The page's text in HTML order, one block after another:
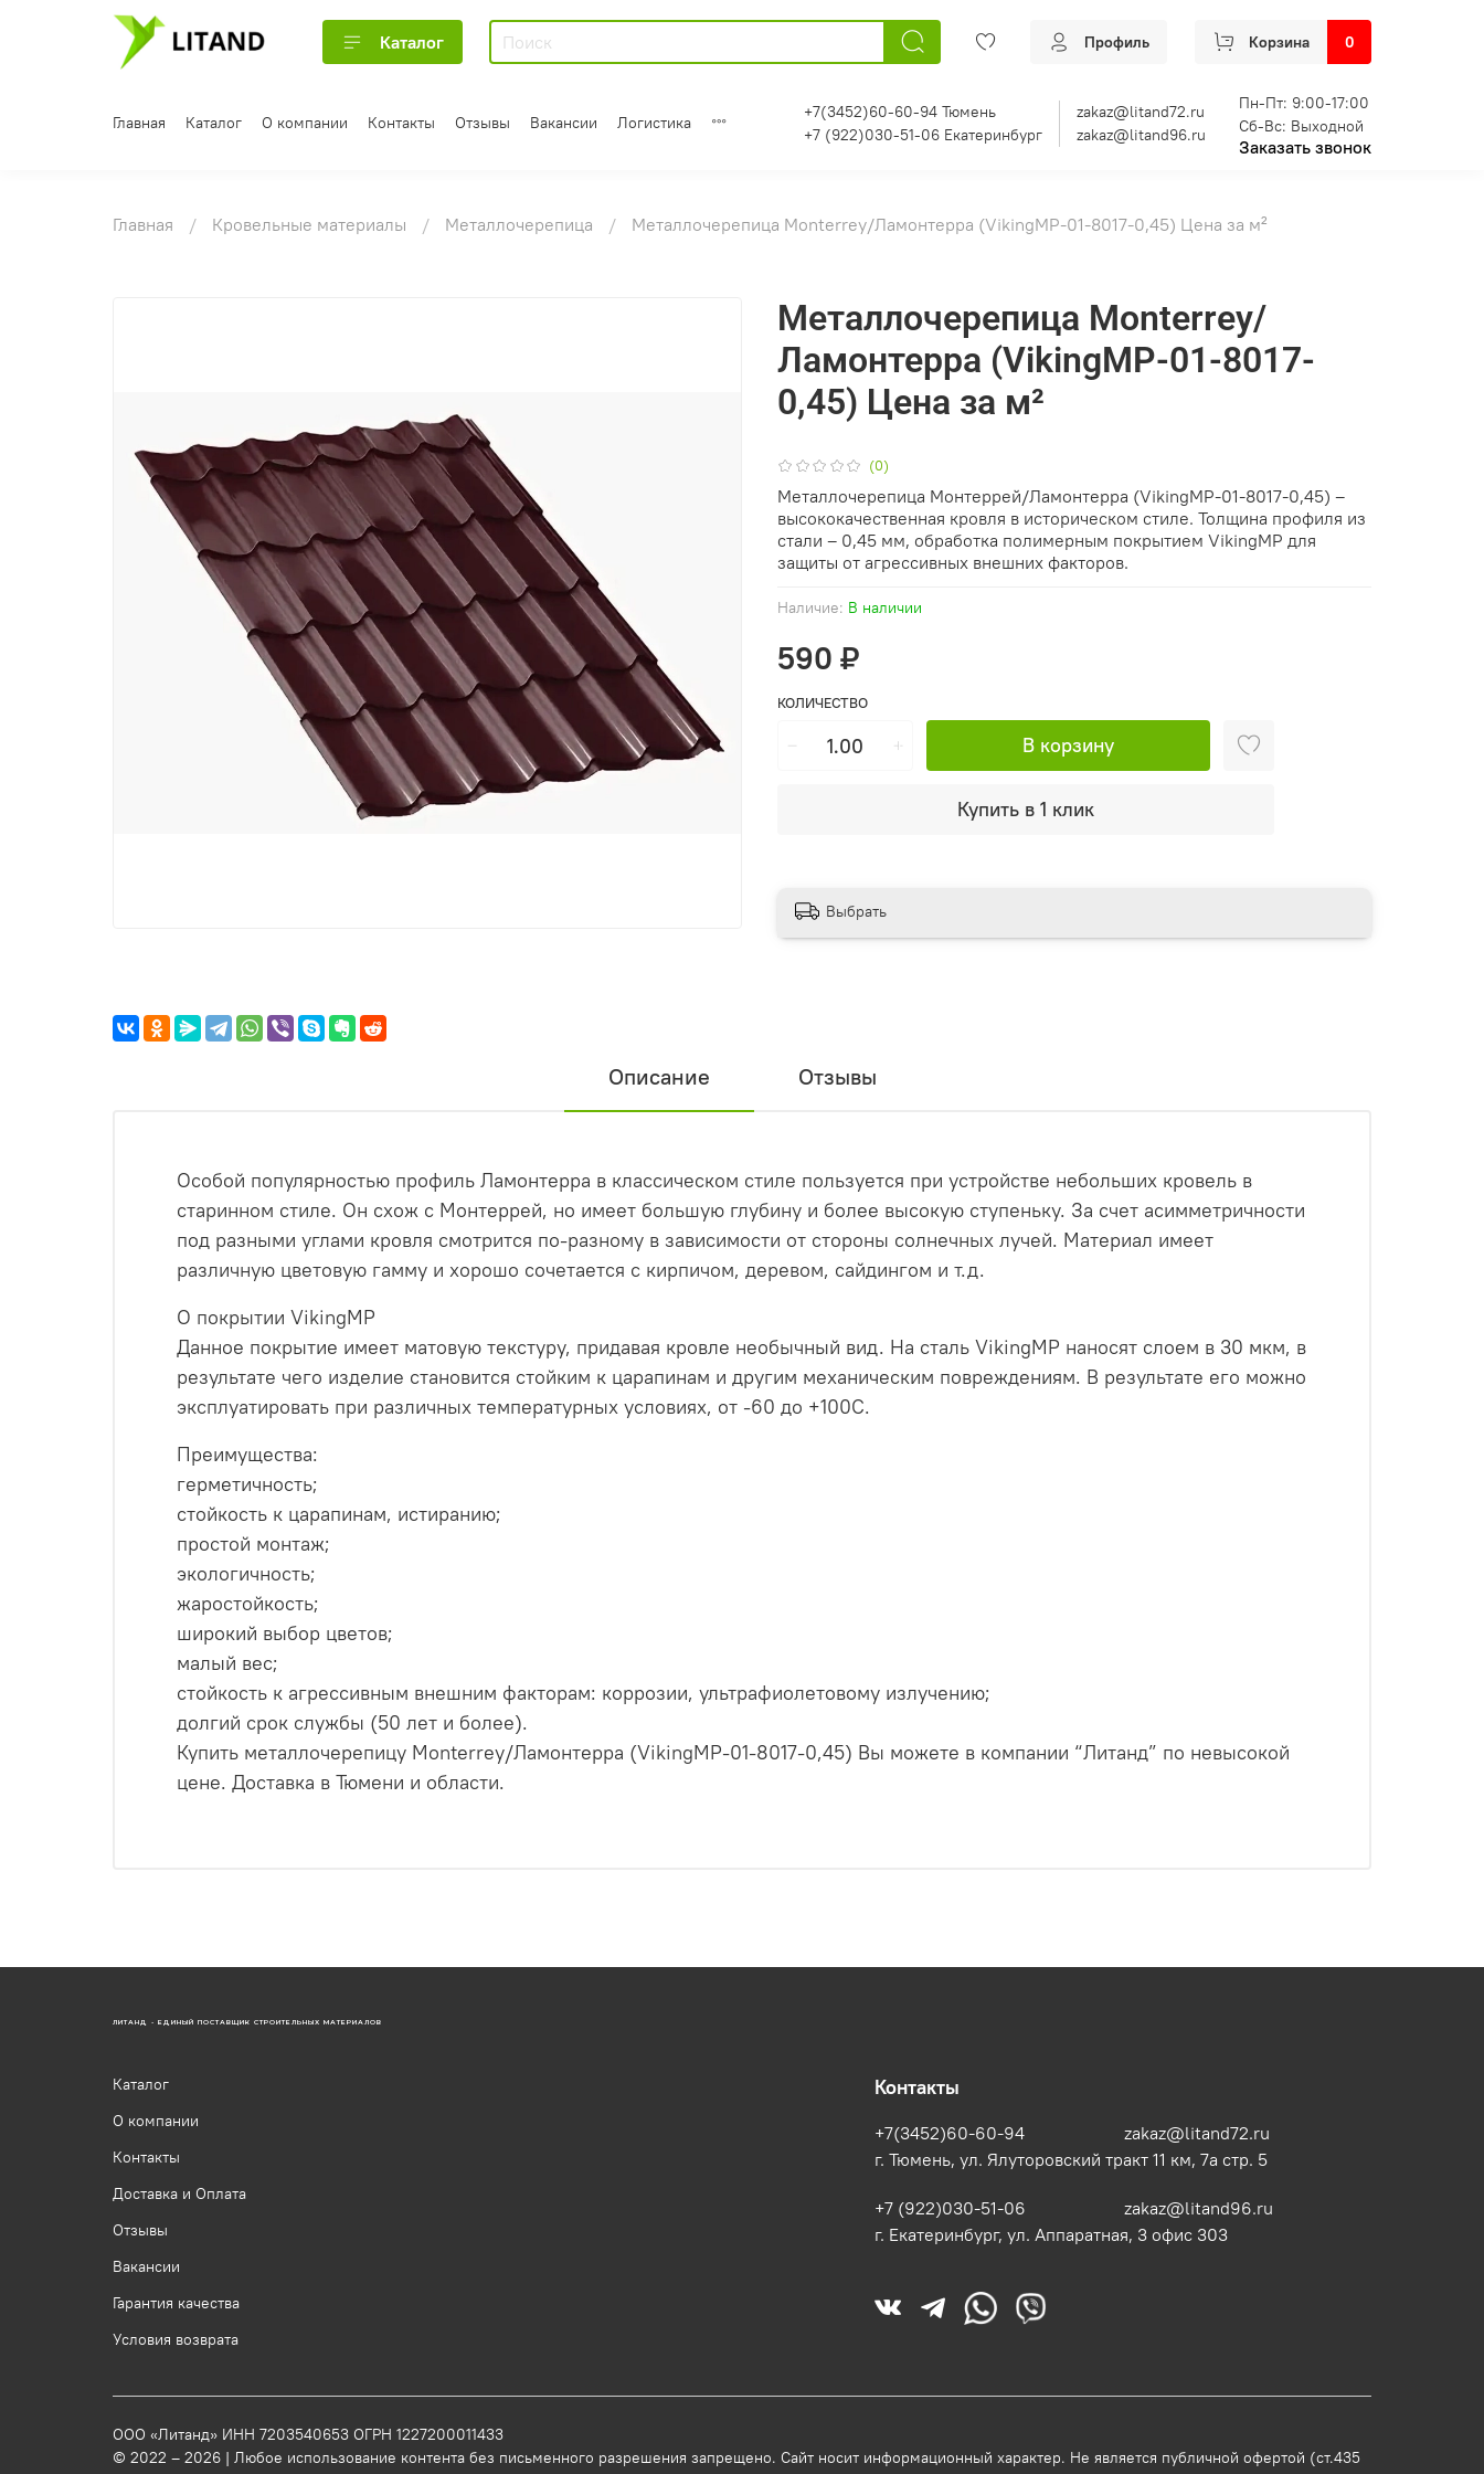
Каталог Профиль Корзина 0
Главная Каталог О компании Контакты Отзывы Вакансии Логистика
+7(3452)60-60-94 Тюмень
zakaz@litand72.ru
+7 (922)030-51-06 Екатеринбург
zakaz@litand96.ru
Пн-Пт: 9:00-17:00
Сб-Вс: Выходной
Заказать звонок
Главная Кровельные материалы Металлочерепица Металлочерепица Monterrey/Ламонтерра (VikingMP-01-8017-0,45) Цена за м²
(0)
Наличие: В наличии
Металлочерепица Monterrey/
Ламонтерра (VikingMP-01-8017-
0,45) Цена за м²
590 ₽
КОЛИЧЕСТВО
В корзину
Купить в 1 клик
Металлочерепица Монтеррей/Ламонтерра (VikingMP-01-8017-0,45) –
высококачественная кровля в историческом стиле. Толщина профиля из
стали – 0,45 мм, обработка полимерным покрытием VikingMP для
защиты от агрессивных внешних факторов.
Выбрать
Описание Отзывы
Особой популярностью профиль Ламонтерра в классическом стиле пользуется при устройстве небольших кровель в
старинном стиле. Он схож с Монтеррей, но имеет большую глубину и более высокую ступеньку. За счет асимметричности
под разными углами кровля смотрится по-разному в зависимости от стороны солнечных лучей. Материал имеет
различную цветовую гамму и хорошо сочетается с кирпичом, деревом, сайдингом и т.д.
О покрытии VikingMP
Данное покрытие имеет матовую текстуру, придавая кровле необычный вид. На сталь VikingMP наносят слоем в 30 мкм, в
результате чего изделие становится стойким к царапинам и другим механическим повреждениям. В результате его можно
эксплуатировать при различных температурных условиях, от -60 до +100С.
Преимущества:
герметичность;
стойкость к царапинам, истиранию;
простой монтаж;
экологичность;
жаростойкость;
широкий выбор цветов;
малый вес;
стойкость к агрессивным внешним факторам: коррозии, ультрафиолетовому излучению;
долгий срок службы (50 лет и более).
Купить металлочерепицу Monterrey/Ламонтерра (VikingMP-01-8017-0,45) Вы можете в компании “Литанд” по невысокой
цене. Доставка в Тюмени и области.
ЛИТАНД - ЕДИНЫЙ ПОСТАВЩИК СТРОИТЕЛЬНЫХ МАТЕРИАЛОВ
Каталог
О компании
Контакты
Доставка и Оплата
Отзывы
Вакансии
Гарантия качества
Условия возврата
Контакты
+7(3452)60-60-94
zakaz@litand72.ru
г. Тюмень, ул. Ялуторовский тракт 11 км, 7а стр. 5
+7 (922)030-51-06
zakaz@litand96.ru
г. Екатеринбург, ул. Аппаратная, 3​ офис 303
ООО «Литанд» ИНН 7203540653 ОГРН 1227200011433
© 2022 – 2026 | Любое использование контента без письменного разрешения запрещено. Сайт носит информационный характер. Не является публичной офертой (ст.435